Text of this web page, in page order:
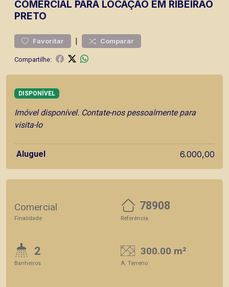
COMERCIAL PARA LOCAÇÃO EM RIBEIRÃO
PRETO
Favoritar | Comparar
Compartilhe:
DISPONÍVEL
Imóvel disponível. Contate-nos pessoalmente para
visita-lo
Aluguel 6.000,00
Comercial
Finalidade
78908
Referência
2
Banheiros
300.00 m²
A. Terreno